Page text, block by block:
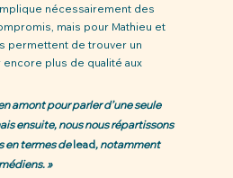
nécessairement des
mais pour Mathieu et
permettent de trouver un
plus de qualité aux
amont pour parler d’une seule
ensuite, nous nous répartissons
en termes de lead, notamment
»